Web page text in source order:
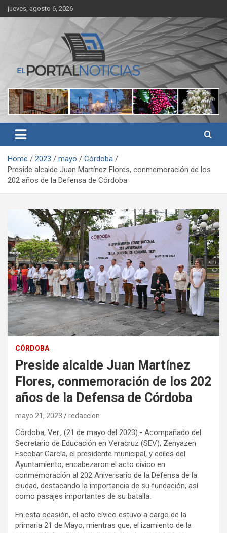
Skip
to
jueves, agosto 6, 2026
El Portal Noticias
Noticias de Córdoba, Veracruz y al región
Home 2023 mayo
Córdoba
Preside alcalde Juan Martínez Flores, conmemoración de los
202 años de la Defensa de Córdoba
CÓRDOBA
Preside alcalde Juan Martínez
Flores, conmemoración de los 202
años de la Defensa de Córdoba
mayo 21, 2023 redaccion
Córdoba, Ver., (21 de mayo del 2023).- Acompañado del
Secretario de Educación en Veracruz (SEV), Zenyazen
Escobar García, el presidente municipal, y ediles del
Ayuntamiento, encabezaron el acto cívico en
conmemoración al 202 Aniversario de la Defensa de la
ciudad, destacando la importancia de su fundación, así
como pasajes importantes de su batalla.
En esta ocasión, el acto cívico estuvo a cargo de la
primaria 21 de Mayo, mientras que, el izamiento de la